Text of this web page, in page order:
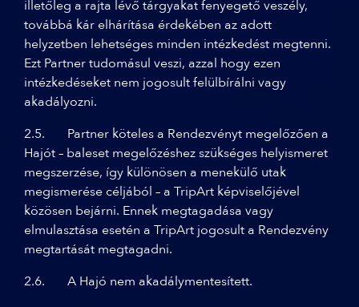
illetőleg a rajta lévő tárgyakat fenyegető veszély,
továbbá kár elhárítása érdekében az adott
helyzetben lehetséges minden intézkedést megtenni.
Ezt Partner tudomásul veszi, azzal hogy ezen
intézkedéseket nem jogosult felülbírálni vagy
akadályozni.
2.5. Partner köteles a Rendezvényt megelőzően a
Hajót – baleset megelőzéshez szükséges helyismeret
megszerzése, így különösen a menekülő utak
megismerése céljából – a TripArt képviselőjével
közösen bejárni. Ennek megtagadása vagy
elmulasztása esetén a TripArt jogosult a Rendezvény
megtartását megtagadni.
2.6. A Hajó nem akadálymentesített.